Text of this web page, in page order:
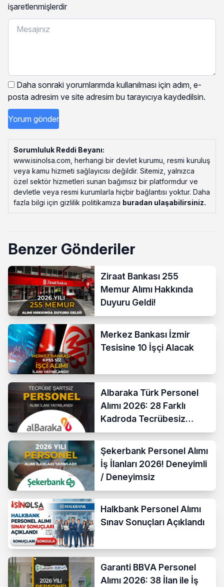
işaretlenmişlerdir
Daha sonraki yorumlarımda kullanılması için adım, e-
posta adresim ve site adresim bu tarayıcıya kaydedilsin.
Sorumluluk Reddi Beyanı:
www.isinolsa.com, herhangi bir devlet kurumu, resmi kuruluş
veya kamu hizmeti sağlayıcısı değildir. Sitemiz, yalnızca
özel sektör hizmetleri sunan bağımsız bir platformdur ve
devletle veya resmi kurumlarla hiçbir bağlantısı yoktur. Daha
fazla bilgi için gizlilik politikamıza buradan ulaşabilirsiniz.
Benzer Gönderiler
Ziraat Bankası 255
Memur Alımı Hakkında
Duyuru Geldi!
Merkez Bankası İzmir
Tesisine 10 İşçi Alacak
Albaraka Türk Personel
Alımı 2026: 28 Farklı
Kadroda Tecrübesiz
Başvurular Açıldı
Şekerbank Personel Alımı
İş İlanları 2026! Deneyimli
/ Deneyimsiz
Halkbank Personel Alımı
Sınav Sonuçları Açıklandı
Garanti BBVA Personel
Alımı 2026: 38 İlan ile İş